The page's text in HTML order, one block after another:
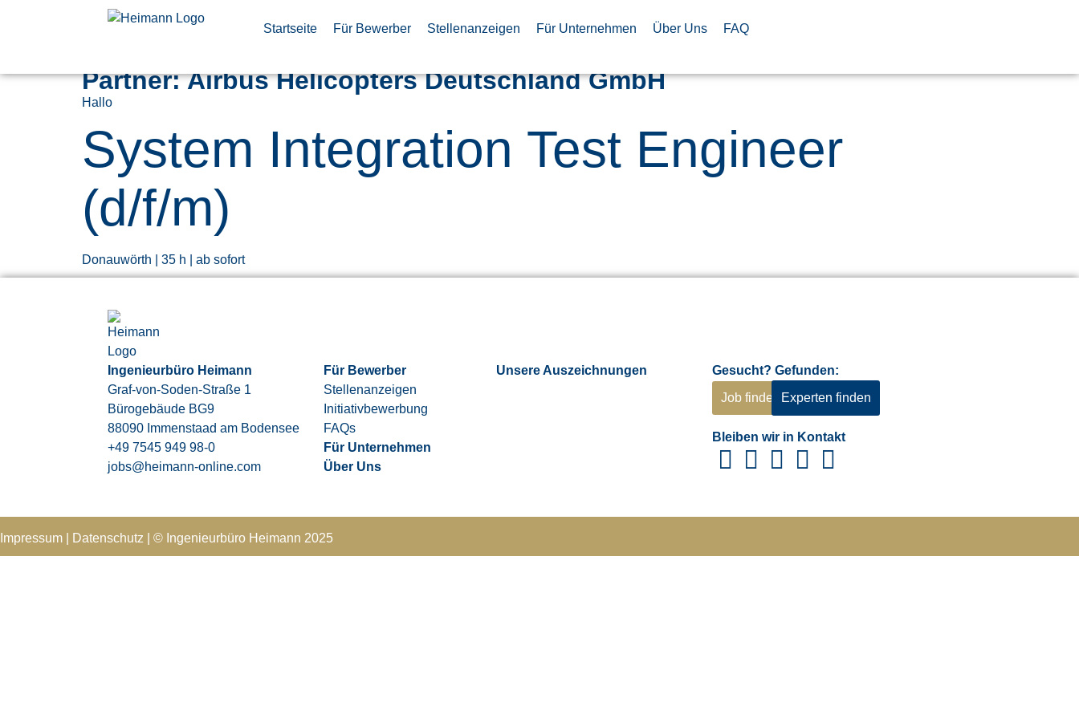
Startseite Für Bewerber Stellenanzeigen Für Unternehmen Über Uns FAQ
Partner:Airbus Helicopters Deutschland GmbH
Hallo
System Integration Test Engineer
(d/f/m)
Donauwörth | 35 h | ab sofort
Ingenieurbüro Heimann
Graf-von-Soden-Straße 1
Bürogebäude BG9
88090 Immenstaad am Bodensee
+49 7545 949 98-0
jobs@heimann-online.com
Für Bewerber
Stellenanzeigen
Initiativbewerbung
FAQs
Für Unternehmen
Über Uns
Unsere Auszeichnungen Gesucht? Gefunden:
Job finden Experten finden
Bleiben wir in Kontakt
Impressum Datenschutz © Ingenieurbüro Heimann 2025